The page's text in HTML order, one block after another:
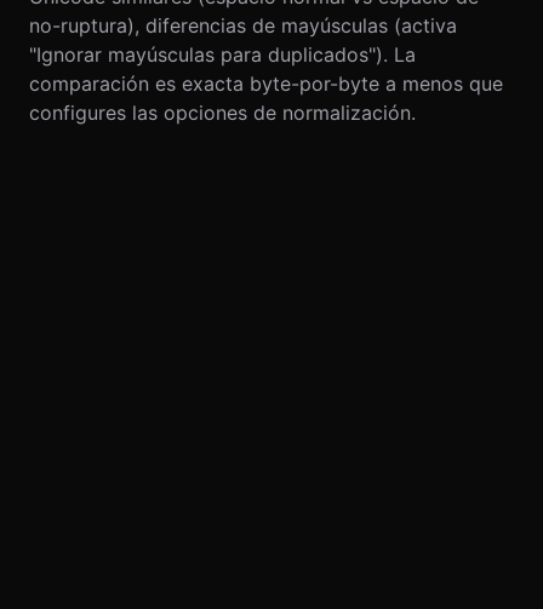
no-ruptura), diferencias de mayúsculas (activa
"Ignorar mayúsculas para duplicados"). La
comparación es exacta byte-por-byte a menos que
configures las opciones de normalización.